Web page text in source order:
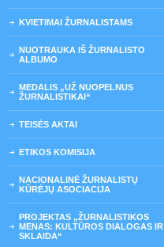
KVIETIMAI ŽURNALISTAMS
NUOTRAUKA IŠ ŽURNALISTO
ALBUMO
MEDALIS „UŽ NUOPELNUS
ŽURNALISTIKAI“
TEISĖS AKTAI
ETIKOS KOMISIJA
NACIONALINĖ ŽURNALISTŲ
KŪRĖJŲ ASOCIACIJA
PROJEKTAS „ŽURNALISTIKOS
MENAS: KULTŪROS DIALOGAS IR
SKLAIDA“